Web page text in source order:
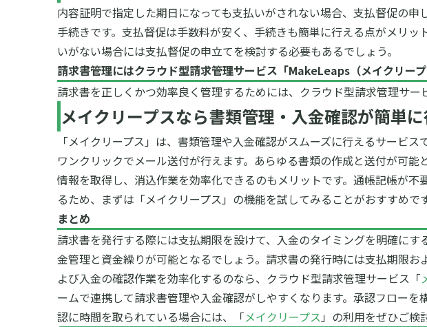
内容証明で指定した期日になっても支払いがされない場合、支払督促の
手続きです。 支払督促は手数料が安く、手続きも簡単に行える点がメリ
いがない場合には支払督促の申立てを検討する必要もあるでしょう。
請求書管理にはクラウド型請求管理サービス「MakeLeaps（メイクリープ
請求書を正しくかつ効率良く管理するためには、クラウド型請求管理サー
メイクリープスなら書類管理・入金確認が簡単に
「メイクリープス」は、書類管理や入金確認がスムーズに行えるサービ
ワンクリックでメール送付が行えます。あらゆる書類の作成と送付が可能
情報を取得し、消込作業を効率化できるのもメリットです。通帳記帳が
るため、まずは「メイクリープス」の機能を試してみることがおすすめです
まとめ
請求書を発行する際には支払期限を設けて、入金のタイミングを明確に
金管理と資金繰りが可能となるでしょう。請求書の発行時には支払期限
よび入金の確認作業を効率化するのなら、クラウド型請求管理サービス「
ームで連携して請求書管理や入金確認がしやすくなります。承認フロー
認に時間を取られている場合には、「メイクリープス 」の利用をぜひご検